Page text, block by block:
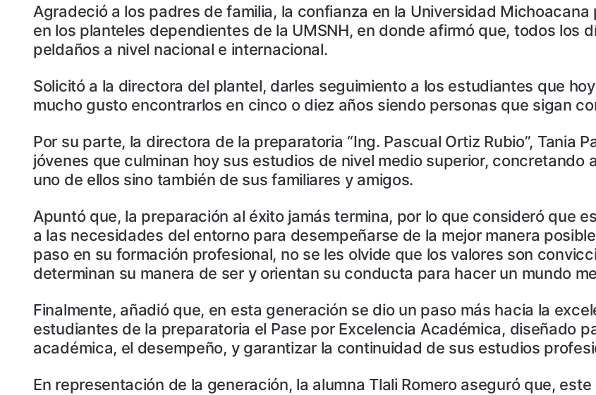
Agradeció a los padres de familia, la confianza en la Universidad
en los planteles dependientes de la UMSNH, en donde afirmó que, todos los
peldaños a nivel nacional e internacional.
Solicitó a la directora del plantel, darles seguimiento a los estudiantes que
mucho gusto encontrarlos en cinco o diez años siendo personas que sigan
Por su parte, la directora de la preparatoria “Ing. Pascual Ortiz Rubio”, Tania
jóvenes que culminan hoy sus estudios de nivel medio superior, concretando
uno de ellos sino también de sus familiares y amigos.
Apuntó que, la preparación al éxito jamás termina, por lo que consideró que
a las necesidades del entorno para desempeñarse de la mejor manera
paso en su formación profesional, no se les olvide que los valores son
determinan su manera de ser y orientan su conducta para hacer un mundo
Finalmente, añadió que, en esta generación se dio un paso más hacia la
estudiantes de la preparatoria el Pase por Excelencia Académica, diseñado
académica, el desempeño, y garantizar la continuidad de sus estudios
En representación de la generación, la alumna Tlali Romero aseguró que,